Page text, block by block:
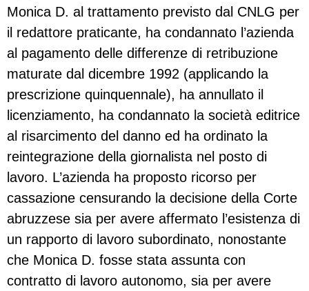
Monica D. al trattamento previsto dal CNLG per
il redattore praticante, ha condannato l’azienda
al pagamento delle differenze di retribuzione
maturate dal dicembre 1992 (applicando la
prescrizione quinquennale), ha annullato il
licenziamento, ha condannato la società editrice
al risarcimento del danno ed ha ordinato la
reintegrazione della giornalista nel posto di
lavoro. L’azienda ha proposto ricorso per
cassazione censurando la decisione della Corte
abruzzese sia per avere affermato l’esistenza di
un rapporto di lavoro subordinato, nonostante
che Monica D. fosse stata assunta con
contratto di lavoro autonomo, sia per avere